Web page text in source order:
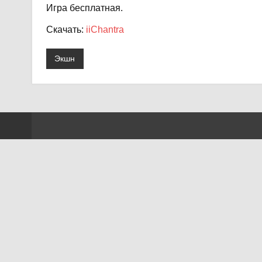
Игра бесплатная.
Скачать: iiChantra
Экшн